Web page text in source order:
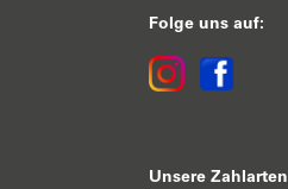
Folge uns auf:
Unsere Zahlarten